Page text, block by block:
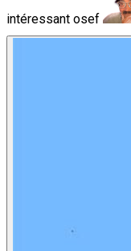
intéressant osef